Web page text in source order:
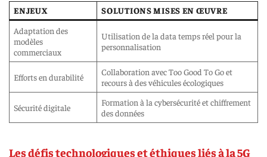
ENJEUX
SOLUTIONS MISES EN ŒUVRE
Adaptation des
modèles
commerciaux
Utilisation de la data temps réel pour la
personnalisation
Efforts en durabilité
Collaboration avec Too Good To Go et
recours à des véhicules écologiques
Sécurité digitale
Formation à la cybersécurité et chiffrement
des données
Les défis technologiques et éthiques liés à la 5G